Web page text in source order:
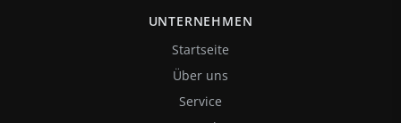
UNTERNEHMEN
Startseite
Über uns
Service